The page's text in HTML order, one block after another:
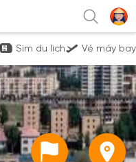
Sim du lịch Vé máy bay